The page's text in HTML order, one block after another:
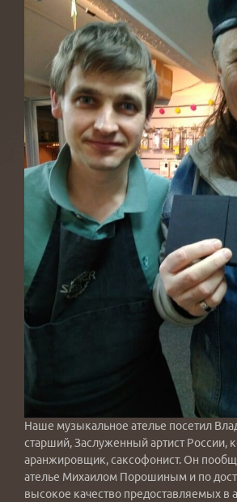
Наше музыкальное ателье посетил
старший, Заслуженный артист России,
аранжировщик, саксофонист. Он
ателье Михаилом Порошиным и по
высокое качество предоставляемых в